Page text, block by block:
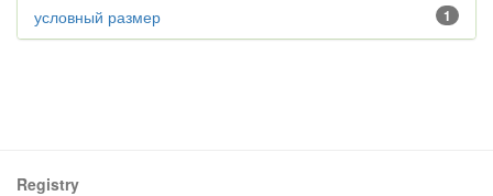
1
условный размер
Registry